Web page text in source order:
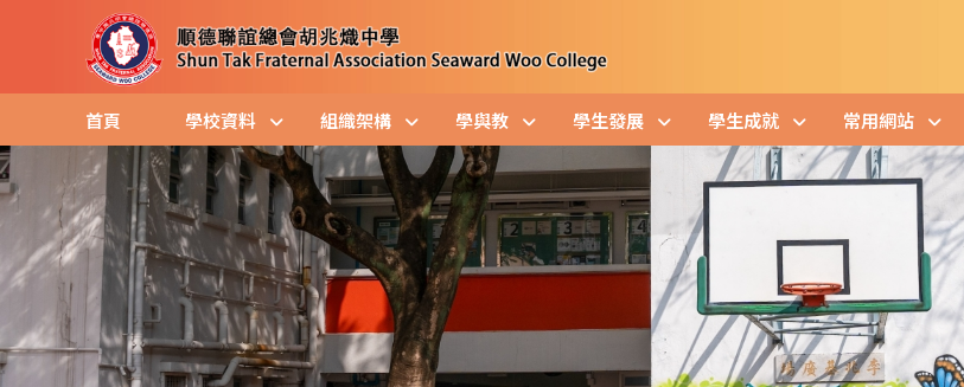
首頁 學校資料 組織架構 學與教 學生發展 學生成就 常用網站